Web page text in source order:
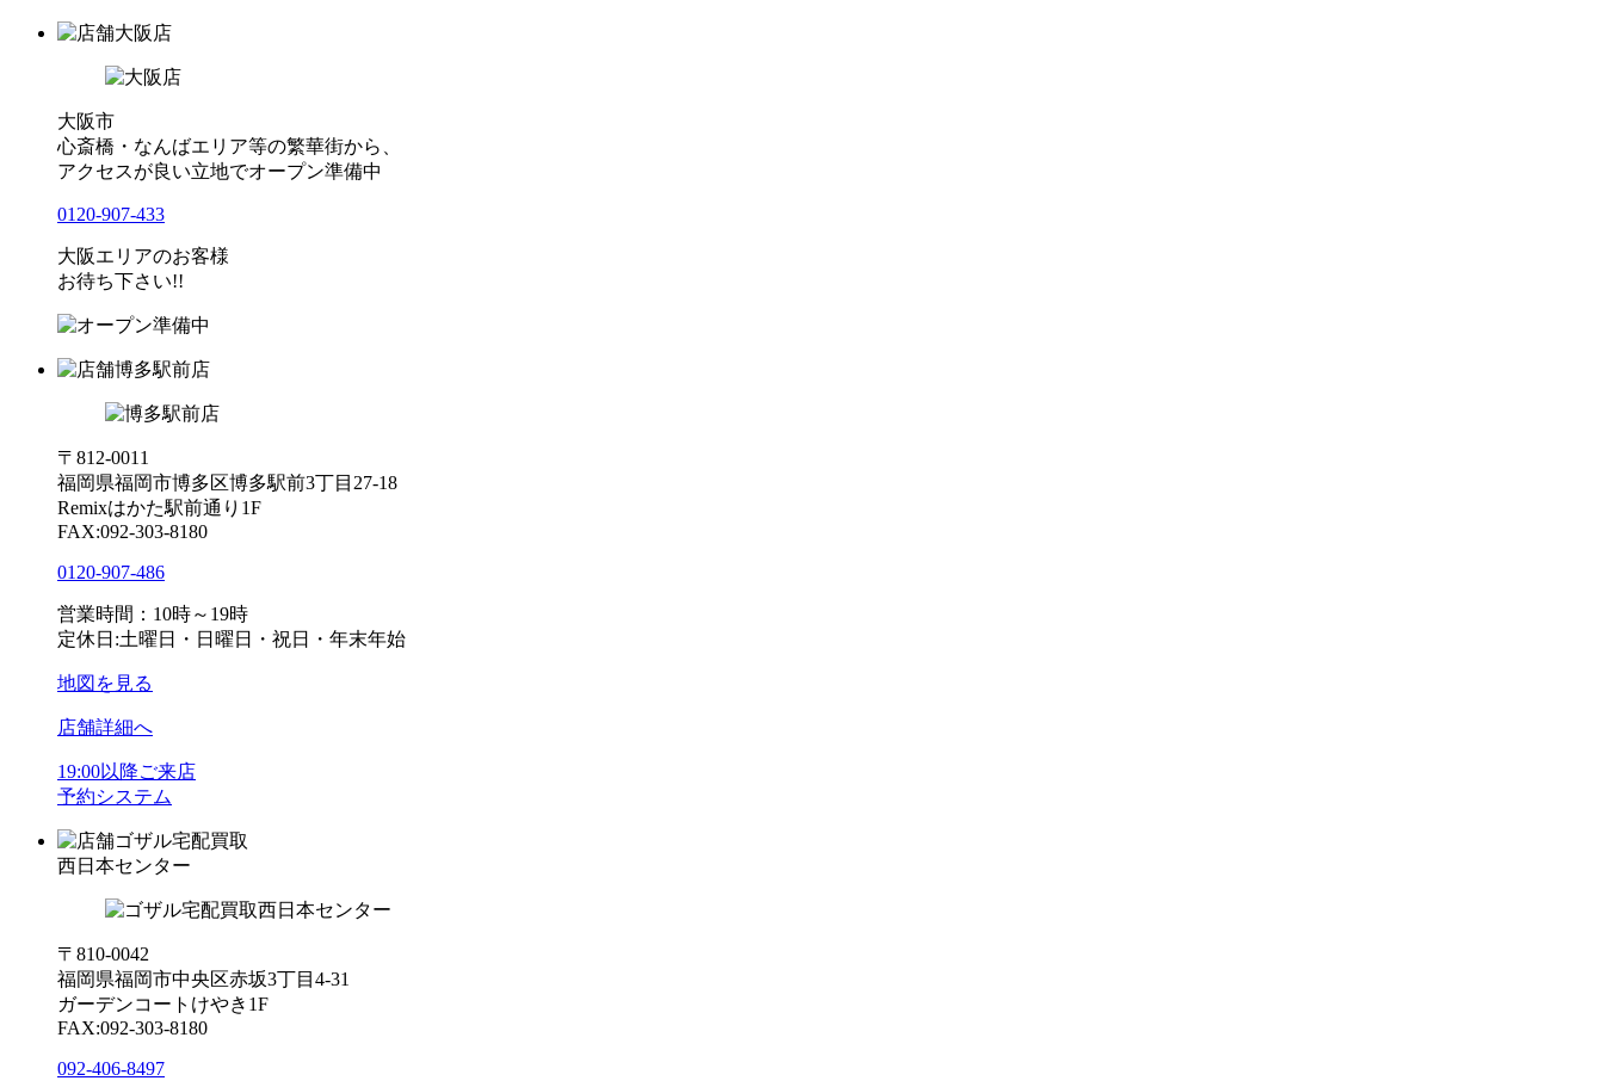
大阪店
大阪市
心斎橋・なんばエリア等の繁華街から、
アクセスが良い立地でオープン準備中
0120-907-433
大阪エリアのお客様
お待ち下さい!!
博多駅前店
〒812-0011
福岡県福岡市博多区博多駅前3丁目27-18
Remixはかた駅前通り1F
FAX:092-303-8180
0120-907-486
営業時間：10時～19時
定休日:土曜日・日曜日・祝日・年末年始
地図を見る
店舗詳細へ
19:00以降ご来店
予約システム
ゴザル宅配買取
西日本センター
〒810-0042
福岡県福岡市中央区赤坂3丁目4-31
ガーデンコートけやき1F
FAX:092-303-8180
092-406-8497